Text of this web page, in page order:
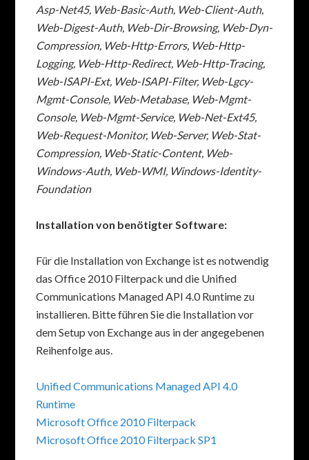
Asp-Net45, Web-Basic-Auth, Web-Client-Auth,
Web-Digest-Auth, Web-Dir-Browsing, Web-Dyn-
Compression, Web-Http-Errors, Web-Http-
Logging, Web-Http-Redirect, Web-Http-Tracing,
Web-ISAPI-Ext, Web-ISAPI-Filter, Web-Lgcy-
Mgmt-Console, Web-Metabase, Web-Mgmt-
Console, Web-Mgmt-Service, Web-Net-Ext45,
Web-Request-Monitor, Web-Server, Web-Stat-
Compression, Web-Static-Content, Web-
Windows-Auth, Web-WMI, Windows-Identity-
Foundation
Installation von benötigter Software:
Für die Installation von Exchange ist es notwendig
das Office 2010 Filterpack und die Unified
Communications Managed API 4.0 Runtime zu
installieren. Bitte führen Sie die Installation vor
dem Setup von Exchange aus in der angegebenen
Reihenfolge aus.
Unified Communications Managed API 4.0
Runtime
Microsoft Office 2010 Filterpack
Microsoft Office 2010 Filterpack SP1